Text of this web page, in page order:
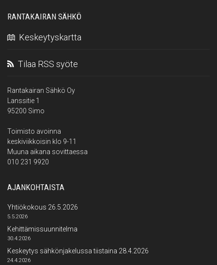
RANTAKAIRAN SÄHKÖ
Keskeytyskartta
Tilaa RSS syöte
Rantakairan Sähkö Oy
Lanssitie 1
95200 Simo
Toimisto avoinna
keskiviikkoisin klo 9-11
Muuna aikana sovittaessa
010 231 9920
AJANKOHTAISTA
Yhtiökokous 26.5.2026
5.5.2026
Kehittämissuunnitelma
30.4.2026
Keskeytys sähkönjakelussa tiistaina 28.4.2026
24.4.2026